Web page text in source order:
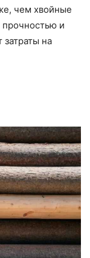
чем хвойные
прочностью и
на